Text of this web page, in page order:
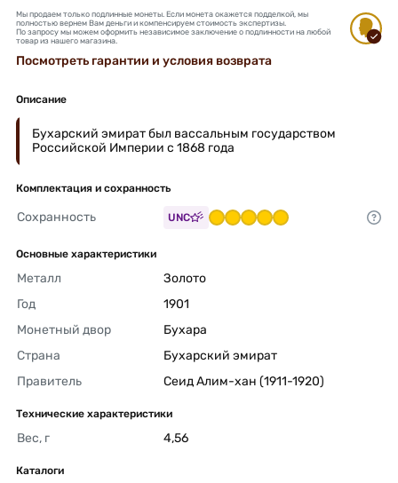
Мы продаем только подлинные монеты. Если монета окажется подделкой, мы
полностью вернем Вам деньги и компенсируем стоимость экспертизы.
По запросу мы можем оформить независимое заключение о подлинности на любой
товар из нашего магазина.
Посмотреть гарантии и условия возврата
Описание
Бухарский эмират был вассальным государством
Российской Империи с 1868 года
Комплектация и сохранность
Сохранность UNC
Основные характеристики
Металл
Золото
Год
1901
Монетный двор
Бухара
Страна
Бухарский эмират
Правитель
Сеид Алим-хан (1911-1920)
Технические характеристики
Вес, г 4,56
Каталоги